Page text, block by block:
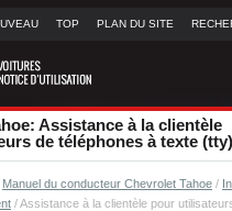
TOP PLAN DU SITE
Assistance à la clientèle
de téléphones à texte (tty)
Manuel du conducteur Chevrolet Tahoe /
/ Assistance à la clientèle pour